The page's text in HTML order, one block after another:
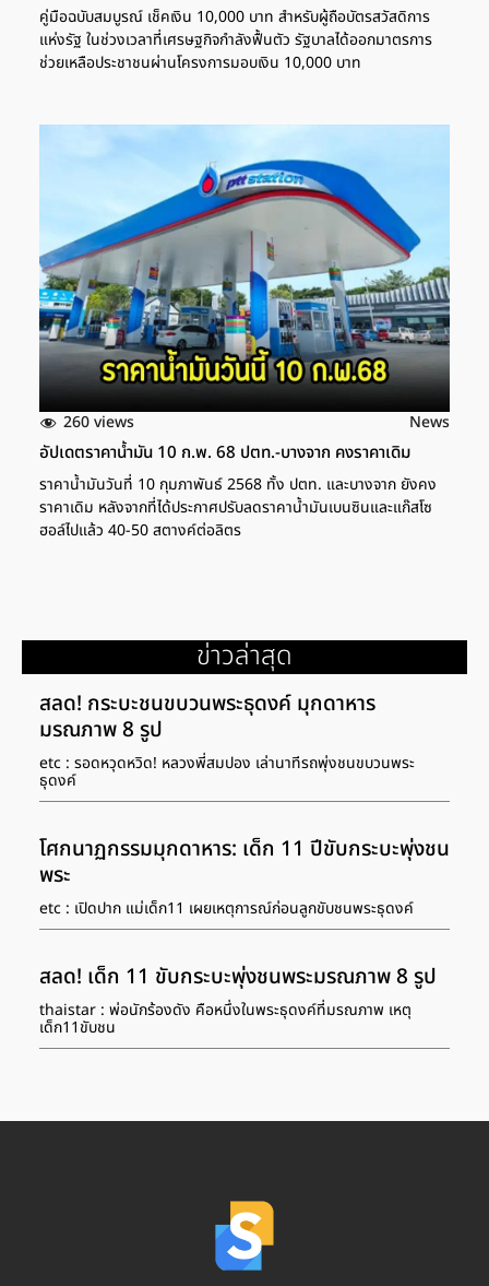
คู่มือฉบับสมบูรณ์ เช็คเงิน 10,000 บาท สำหรับผู้ถือบัตรสวัสดิการ
แห่งรัฐ ในช่วงเวลาที่เศรษฐกิจกำลังฟื้นตัว รัฐบาลได้ออกมาตรการ
ช่วยเหลือประชาชนผ่านโครงการมอบเงิน 10,000 บาท
260 views News
อัปเดตราคาน้ำมัน 10 ก.พ. 68 ปตท.-บางจาก คงราคาเดิม
ราคาน้ำมันวันที่ 10 กุมภาพันธ์ 2568 ทั้ง ปตท. และบางจาก ยังคง
ราคาเดิม หลังจากที่ได้ประกาศปรับลดราคาน้ำมันเบนซินและแก๊สโซ
ฮอล์ไปแล้ว 40-50 สตางค์ต่อลิตร
ข่าวล่าสุด
สลด! กระบะชนขบวนพระธุดงค์ มุกดาหาร
มรณภาพ 8 รูป
etc : รอดหวุดหวิด! หลวงพี่สมปอง เล่านาทีรถพุ่งชนขบวนพระ
ธุดงค์
โศกนาฏกรรมมุกดาหาร: เด็ก 11 ปีขับกระบะพุ่งชน
พระ
etc : เปิดปาก แม่เด็ก11 เผยเหตุการณ์ก่อนลูกขับชนพระธุดงค์
สลด! เด็ก 11 ขับกระบะพุ่งชนพระมรณภาพ 8 รูป
thaistar : พ่อนักร้องดัง คือหนึ่งในพระธุดงค์ที่มรณภาพ เหตุ
เด็ก11ขับชน